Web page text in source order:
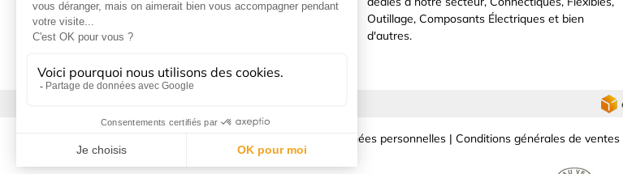
Outillage, Composants Électriques et bien
d'autres.
Données personnelles | Conditions générales de ventes